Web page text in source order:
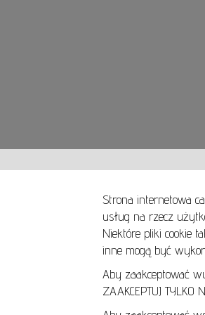
Strona internetowa
usług na rzecz
Niektóre pliki cookie
inne mogą być
Aby zaakceptować
ZAAKCEPTUJ TYLKO
SPOSOBY PŁATNOŚCI
SPOSOBY DOSTAWY
ZWROTY I REKLAMACJE